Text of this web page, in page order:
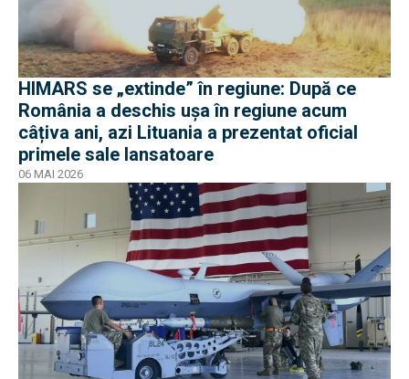
HIMARS se „extinde” în regiune: După ce
România a deschis ușa în regiune acum
câțiva ani, azi Lituania a prezentat oficial
primele sale lansatoare
06 MAI 2026